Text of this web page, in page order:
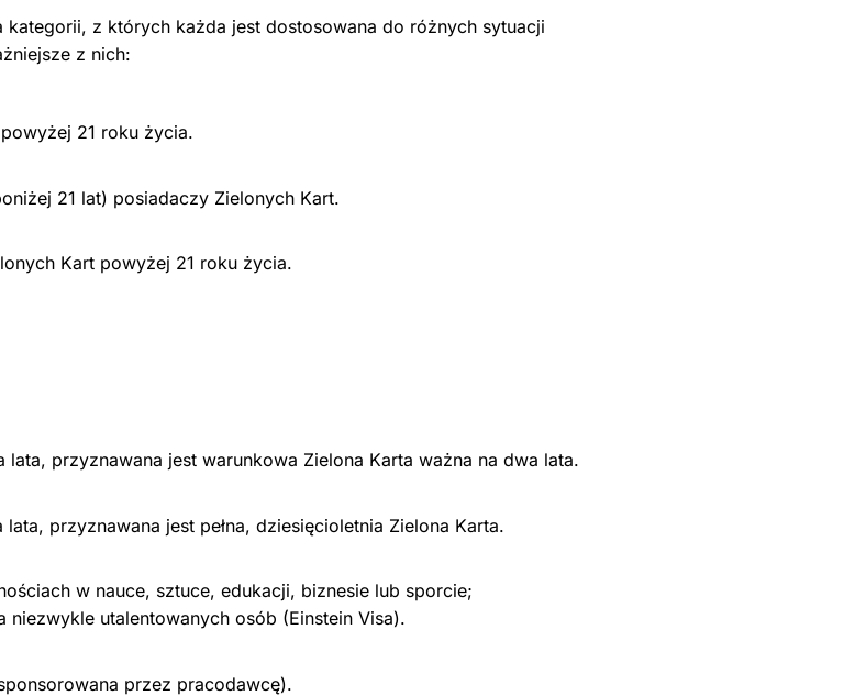
z których każda jest dostosowana do różnych sytuacji
z nich:
21 roku życia.
21 lat) posiadaczy Zielonych Kart.
Kart powyżej 21 roku życia.
lata, przyznawana jest warunkowa Zielona Karta ważna na dwa lata.
przyznawana jest pełna, dziesięcioletnia Zielona Karta.
w nauce, sztuce, edukacji, biznesie lub sporcie;
utalentowanych osób (Einstein Visa).
przez pracodawcę).